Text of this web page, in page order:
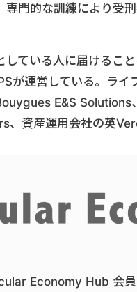
門的な訓練により受
ている人に届けるこ
が運営している。ライ
E&S Solutions
資産運用会社の英
Economy Hub 会員